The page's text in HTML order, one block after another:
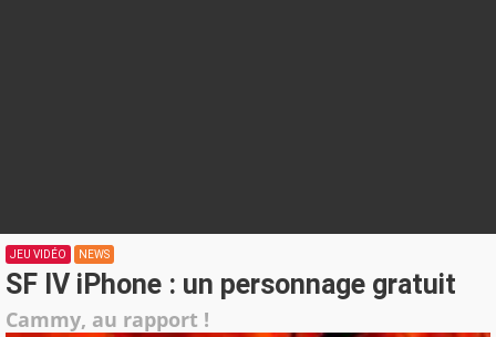
JEU VIDÉO NEWS
SF IV iPhone : un personnage gratuit
Cammy, au rapport !